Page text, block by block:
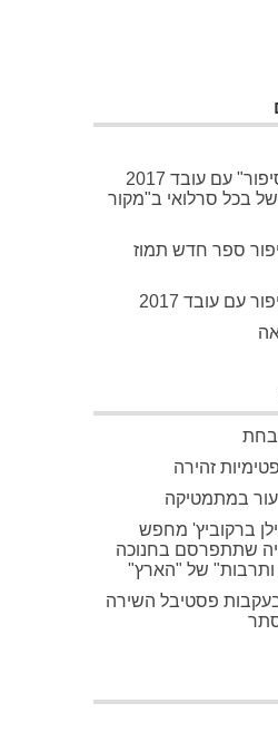
"מה למדת מהסיפור" עם עובד 2017
בכל סרלואי ב"מקור
ספר חדש תמוז
עם עובד 2017
זהירה
במתמטיקה
ברקוביץ' מחפש
שתתפרסם בחנוכה
של "הארץ"
פסטיבל השירה